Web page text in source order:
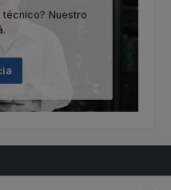
técnico? Nuestro